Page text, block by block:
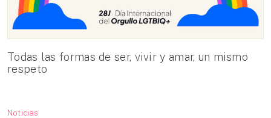
Todas las formas de ser, vivir y amar, un mismo
respeto
Noticias